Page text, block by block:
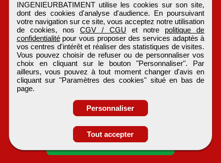
Obtenir ses
coordonnées
INGENIEURBATIMENT utilise les cookies sur son site,
dont des cookies d'analyse d'audience. En poursuivant
votre navigation sur ce site, vous acceptez notre utilisation
de cookies, nosCGV / CGU et notre politique de
confidentialitépour vous proposer des services adaptés à
vos centres d'intérêt et réaliser des statistiques de visites.
Vous pouvez choisir de refuser ou de personnaliser vos
choix en cliquant sur le bouton "Personnaliser". Par
ailleurs, vous pouvez à tout moment changer d'avis en
cliquant sur "Paramètres des cookies" situé en bas de
page.
Personnaliser
Tout accepter
INGENIEURBATIMENT
Tous droits réservés © 1999 - 2026